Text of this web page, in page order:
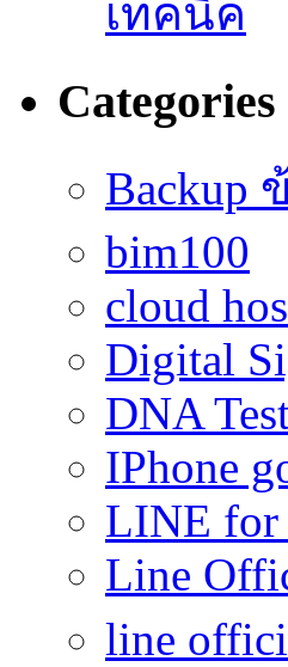
เทคนิค
Categories
Backup
bim100
cloud
Digital
DNA
IPhone
LINE for
Line
line